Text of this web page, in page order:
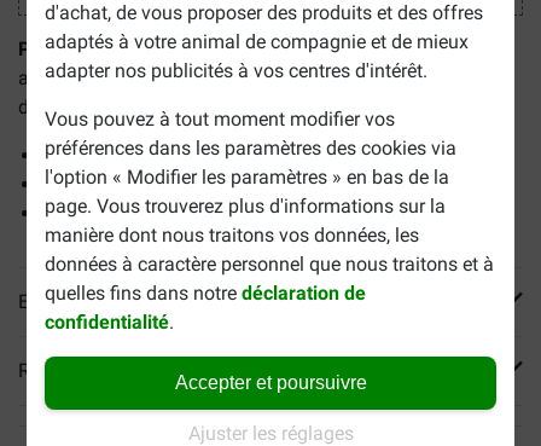
d'achat, de vous proposer des produits et des offres
adaptés à votre animal de compagnie et de mieux
adapter nos publicités à vos centres d'intérêt.
Vous pouvez à tout moment modifier vos
préférences dans les paramètres des cookies via
l'option « Modifier les paramètres » en bas de la
page. Vous trouverez plus d'informations sur la
manière dont nous traitons vos données, les
données à caractère personnel que nous traitons et à
quelles fins dans notredéclaration de
confidentialité.
Accepter et poursuivre
Ajuster les réglages
Puur Stomac pour chien et chatest un complément
alimentaire pour animaux qui soutient le fonctionnement
de l'estomac.
Réduit la formation excessive de gaz.
Stimule l'appétit.
Pour chien et chat.
En savoir plus
Reviews